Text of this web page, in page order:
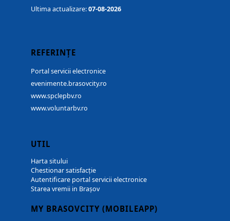
Ultima actualizare:07-08-2026
REFERINȚE
Portal servicii electronice
evenimente.brasovcity.ro
www.spclepbv.ro
www.voluntarbv.ro
UTIL
Harta sitului
Chestionar satisfacție
Autentificare portal servicii electronice
Starea vremii in Brașov
MY BRASOVCITY (MOBILEAPP)